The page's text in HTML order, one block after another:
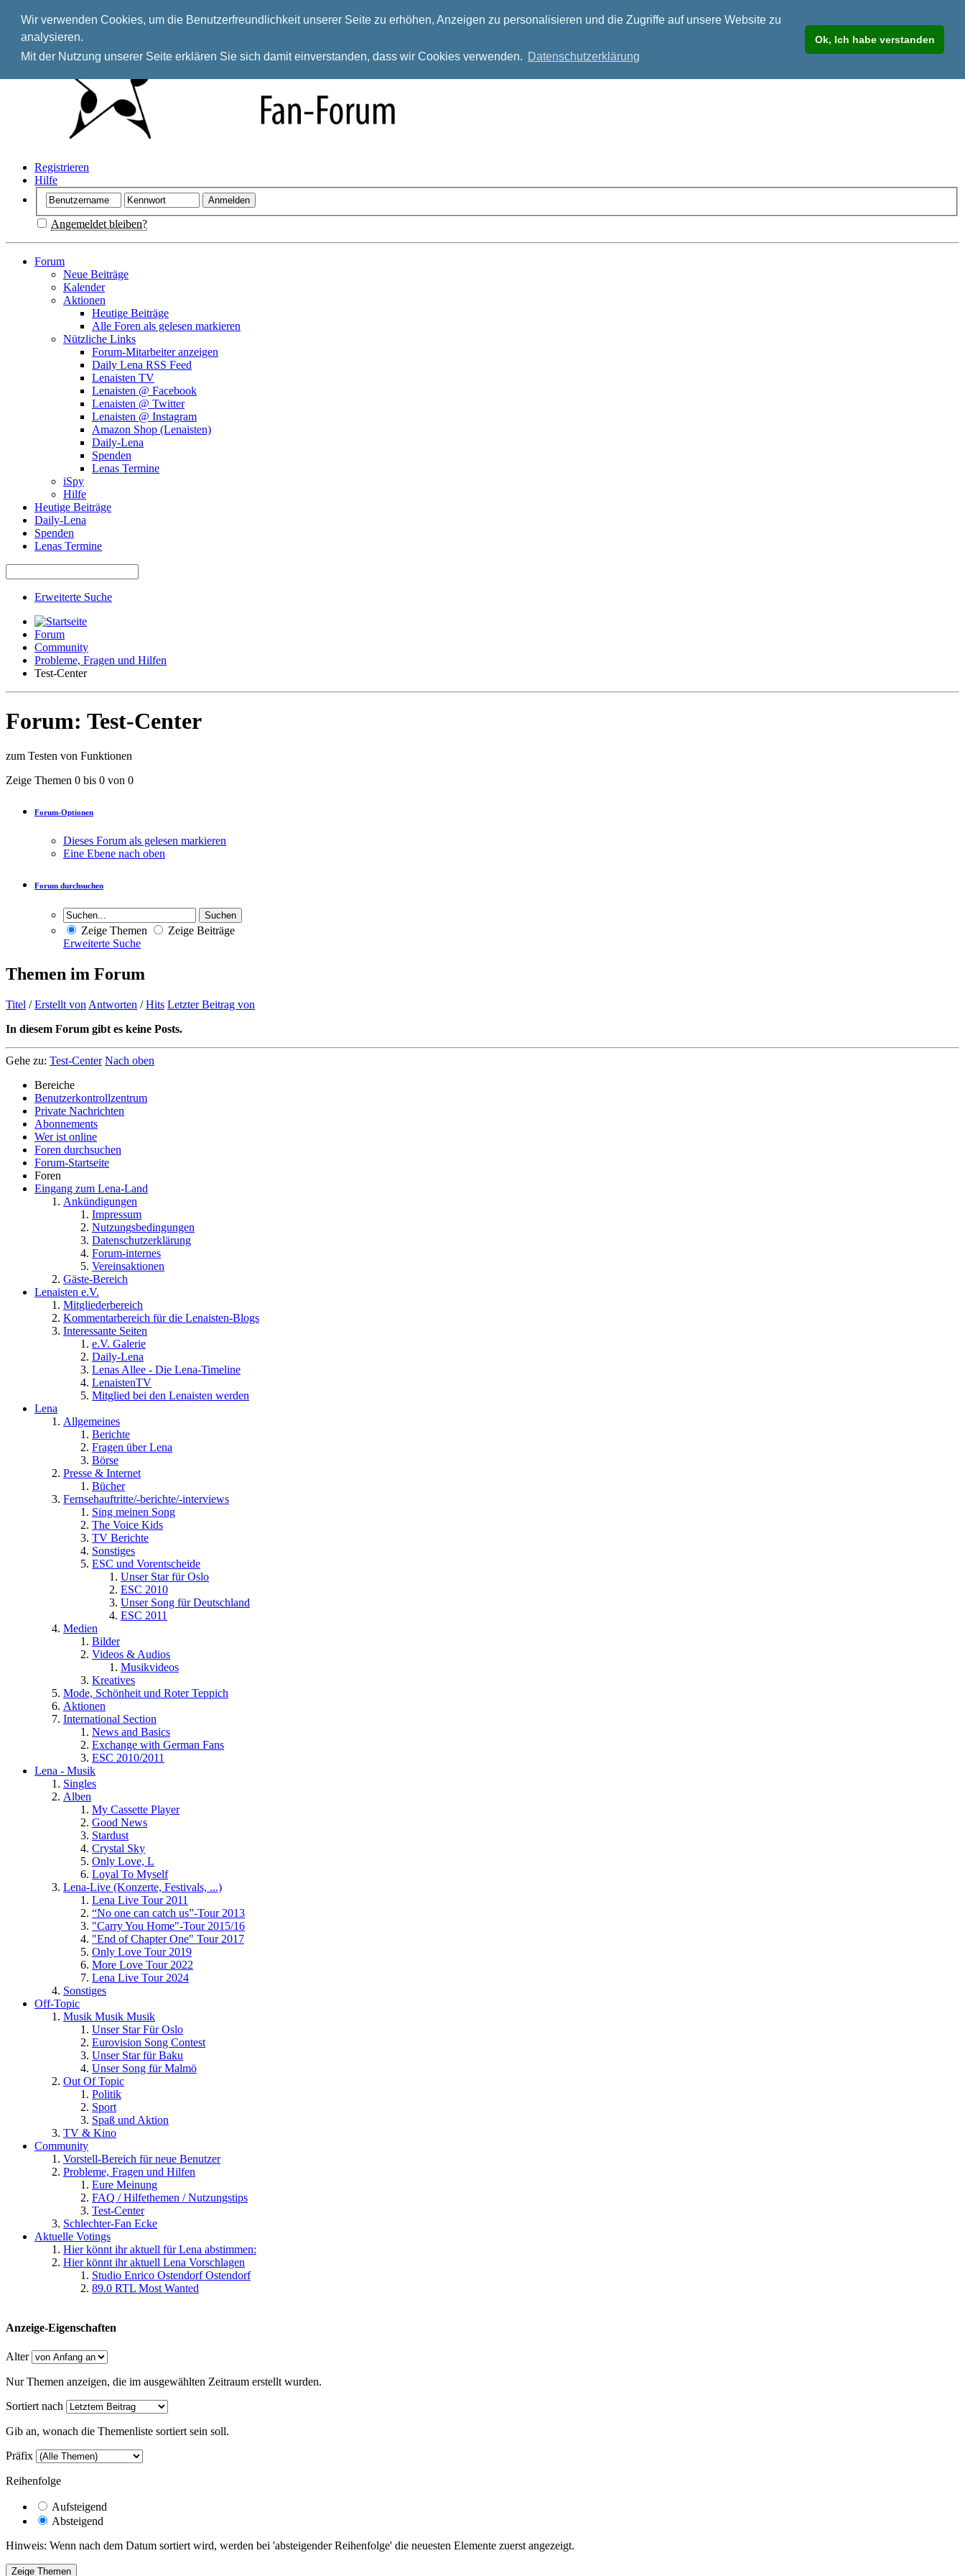
Wir verwenden Cookies, um die Benutzerfreundlichkeit unserer Seite zu erhöhen, Anzeigen zu personalisieren und die Zugriffe auf unsere Website zu
analysieren.
Mit der Nutzung unserer Seite erklären Sie sich damit einverstanden, dass wir Cookies verwenden. Datenschutzerklärung
Ok, Ich habe verstanden
Registrieren
Hilfe
Angemeldet bleiben?
Forum
Neue Beiträge
Kalender
Aktionen
Heutige Beiträge
Alle Foren als gelesen markieren
Nützliche Links
Forum-Mitarbeiter anzeigen
Daily Lena RSS Feed
Lenaisten TV
Lenaisten @ Facebook
Lenaisten @ Twitter
Lenaisten @ Instagram
Amazon Shop (Lenaisten)
Daily-Lena
Spenden
Lenas Termine
iSpy
Hilfe
Heutige Beiträge
Daily-Lena
Spenden
Lenas Termine
Erweiterte Suche
Forum
Community
Probleme, Fragen und Hilfen
Test-Center
Forum: Test-Center
zum Testen von Funktionen
Zeige Themen 0 bis 0 von 0
Forum-Optionen
Dieses Forum als gelesen markieren
Eine Ebene nach oben
Forum durchsuchen
Zeige Themen
Zeige Beiträge
Erweiterte Suche
Themen im Forum
Titel /Erstellt von Antworten /Hits Letzter Beitrag von
In diesem Forum gibt es keine Posts.
Gehe zu: Test-Center Nach oben
Bereiche
Benutzerkontrollzentrum
Private Nachrichten
Abonnements
Wer ist online
Foren durchsuchen
Forum-Startseite
Foren
Eingang zum Lena-Land
Ankündigungen
Impressum
Nutzungsbedingungen
Datenschutzerklärung
Forum-internes
Vereinsaktionen
Gäste-Bereich
Lenaisten e.V.
Mitgliederbereich
Kommentarbereich für die Lenaisten-Blogs
Interessante Seiten
e.V. Galerie
Daily-Lena
Lenas Allee - Die Lena-Timeline
LenaistenTV
Mitglied bei den Lenaisten werden
Lena
Allgemeines
Berichte
Fragen über Lena
Börse
Presse & Internet
Bücher
Fernsehauftritte/-berichte/-interviews
Sing meinen Song
The Voice Kids
TV Berichte
Sonstiges
ESC und Vorentscheide
Unser Star für Oslo
ESC 2010
Unser Song für Deutschland
ESC 2011
Medien
Bilder
Videos & Audios
Musikvideos
Kreatives
Mode, Schönheit und Roter Teppich
Aktionen
International Section
News and Basics
Exchange with German Fans
ESC 2010/2011
Lena - Musik
Singles
Alben
My Cassette Player
Good News
Stardust
Crystal Sky
Only Love, L
Loyal To Myself
Lena-Live (Konzerte, Festivals, ...)
Lena Live Tour 2011
“No one can catch us”-Tour 2013
"Carry You Home"-Tour 2015/16
"End of Chapter One" Tour 2017
Only Love Tour 2019
More Love Tour 2022
Lena Live Tour 2024
Sonstiges
Off-Topic
Musik Musik Musik
Unser Star Für Oslo
Eurovision Song Contest
Unser Star für Baku
Unser Song für Malmö
Out Of Topic
Politik
Sport
Spaß und Aktion
TV & Kino
Community
Vorstell-Bereich für neue Benutzer
Probleme, Fragen und Hilfen
Eure Meinung
FAQ / Hilfethemen / Nutzungstips
Test-Center
Schlechter-Fan Ecke
Aktuelle Votings
Hier könnt ihr aktuell für Lena abstimmen:
Hier könnt ihr aktuell Lena Vorschlagen
Studio Enrico Ostendorf Ostendorf
89.0 RTL Most Wanted
Anzeige-Eigenschaften
Alter
Nur Themen anzeigen, die im ausgewählten Zeitraum erstellt wurden.
Sortiert nach
Gib an, wonach die Themenliste sortiert sein soll.
Präfix
Reihenfolge
Aufsteigend
Absteigend
Hinweis: Wenn nach dem Datum sortiert wird, werden bei 'absteigender Reihenfolge' die neuesten Elemente zuerst angezeigt.